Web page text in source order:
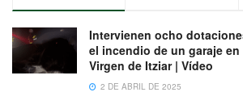
Intervienen ocho
el incendio de un garaje
Virgen de Itziar | Vídeo
2 DE ABRIL DE 2025